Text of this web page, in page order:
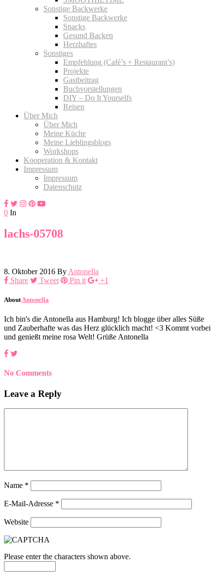
Sonstige Backwerke
Sonstige Backwerke
Snacks
Gesund Backen
Herzhaftes
Sonstiges
Empfehlung (Café’s + Restaurant’s)
Projekte
Gastbeitrag
Buchvorstellungen
DIY – Do It Yourselfs
Reisen
Über Mich
Über Mich
Meine Küche
Meine Lieblingsblogs
Workshops
Kooperation & Kontakt
Impressum
Impressum
Datenschutz
0 In
lachs-05708
8. Oktober 2016 By Antonella
Share
Tweet Pin it +1
About Antonella
Ich bin's die Antonella aus Hamburg! Ich blogge über alles Süße
und Zauberhafte was das Herz glücklich macht! <3 Kommt vorbei
und genießt meine rosa Welt! Grüße Antonella
No Comments
Leave a Reply
Name *
E-Mail-Adresse *
Website
Please enter the characters shown above.